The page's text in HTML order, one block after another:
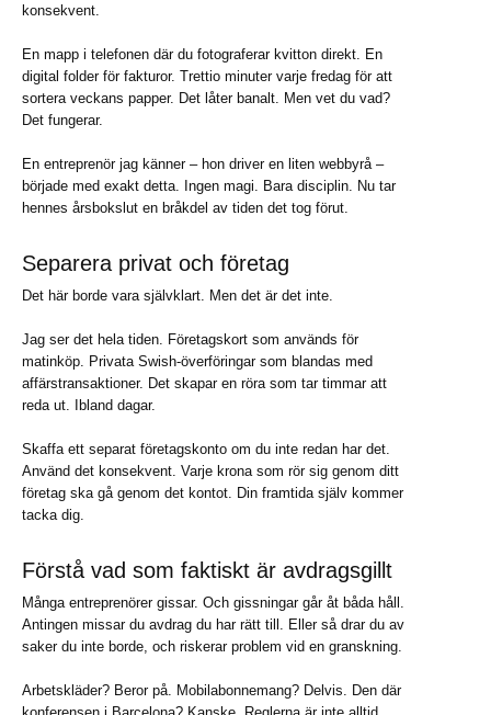
konsekvent.
En mapp i telefonen där du fotograferar kvitton direkt. En
digital folder för fakturor. Trettio minuter varje fredag för att
sortera veckans papper. Det låter banalt. Men vet du vad?
Det fungerar.
En entreprenör jag känner – hon driver en liten webbyrå –
började med exakt detta. Ingen magi. Bara disciplin. Nu tar
hennes årsbokslut en bråkdel av tiden det tog förut.
Separera privat och företag
Det här borde vara självklart. Men det är det inte.
Jag ser det hela tiden. Företagskort som används för
matinköp. Privata Swish-överföringar som blandas med
affärstransaktioner. Det skapar en röra som tar timmar att
reda ut. Ibland dagar.
Skaffa ett separat företagskonto om du inte redan har det.
Använd det konsekvent. Varje krona som rör sig genom ditt
företag ska gå genom det kontot. Din framtida själv kommer
tacka dig.
Förstå vad som faktiskt är avdragsgillt
Många entreprenörer gissar. Och gissningar går åt båda håll.
Antingen missar du avdrag du har rätt till. Eller så drar du av
saker du inte borde, och riskerar problem vid en granskning.
Arbetskläder? Beror på. Mobilabonnemang? Delvis. Den där